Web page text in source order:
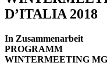
D’ITALIA 2018
In Zusammenarbeit
PROGRAMM
WINTERMEETING